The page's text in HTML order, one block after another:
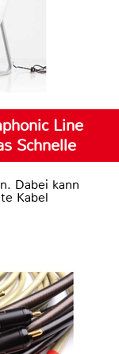
Line
Schnelle
Dabei kann
Kabel